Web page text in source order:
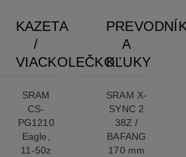
KAZETA
/
VIACKOLEČKO
SRAM
CS-
PG1210
Eagle,
11-50z
A
KĽUKY
SRAM X-
SYNC 2
38Z /
BAFANG
170 mm